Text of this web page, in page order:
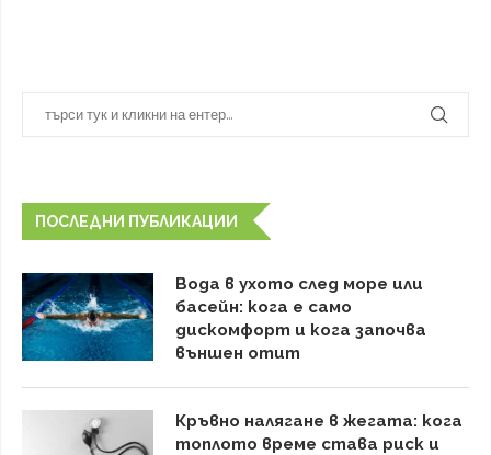
ПОСЛЕДНИ ПУБЛИКАЦИИ
Вода в ухото след море или
басейн: кога е само
дискомфорт и кога започва
външен отит
Кръвно налягане в жегата: кога
топлото време става риск и